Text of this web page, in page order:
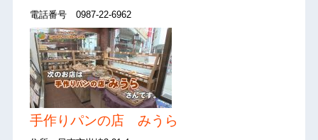
電話番号 0987-22-6962
手作りパンの店 みうら